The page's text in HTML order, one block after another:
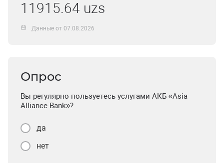
11915.64 uzs
Данные от 07.08.2026
Опрос
Вы регулярно пользуетесь услугами АКБ «Asia
Alliance Bank»?
да
нет